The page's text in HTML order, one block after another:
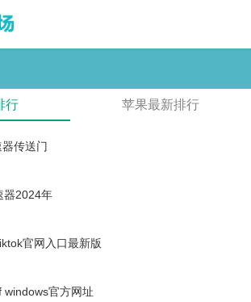
行 苹果最新排行
传送门
器2024年
官网入口最新版
windows官方网址